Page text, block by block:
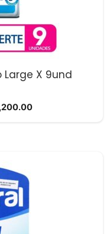
Large X 9und
El